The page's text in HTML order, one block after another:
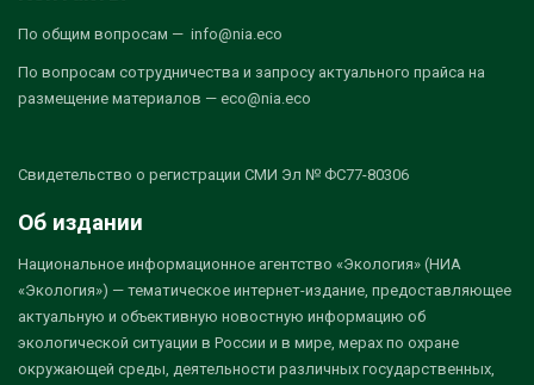
По общим вопросам — info@nia.eco
По вопросам сотрудничества и запросу актуального прайса на
размещение материалов — eco@nia.eco
Свидетельство о регистрации СМИ Эл № ФС77-80306
Об издании
Национальное информационное агентство «Экология» (НИА
«Экология») — тематическое интернет-издание, предоставляющее
актуальную и объективную новостную информацию об
экологической ситуации в России и в мире, мерах по охране
окружающей среды, деятельности различных государственных,